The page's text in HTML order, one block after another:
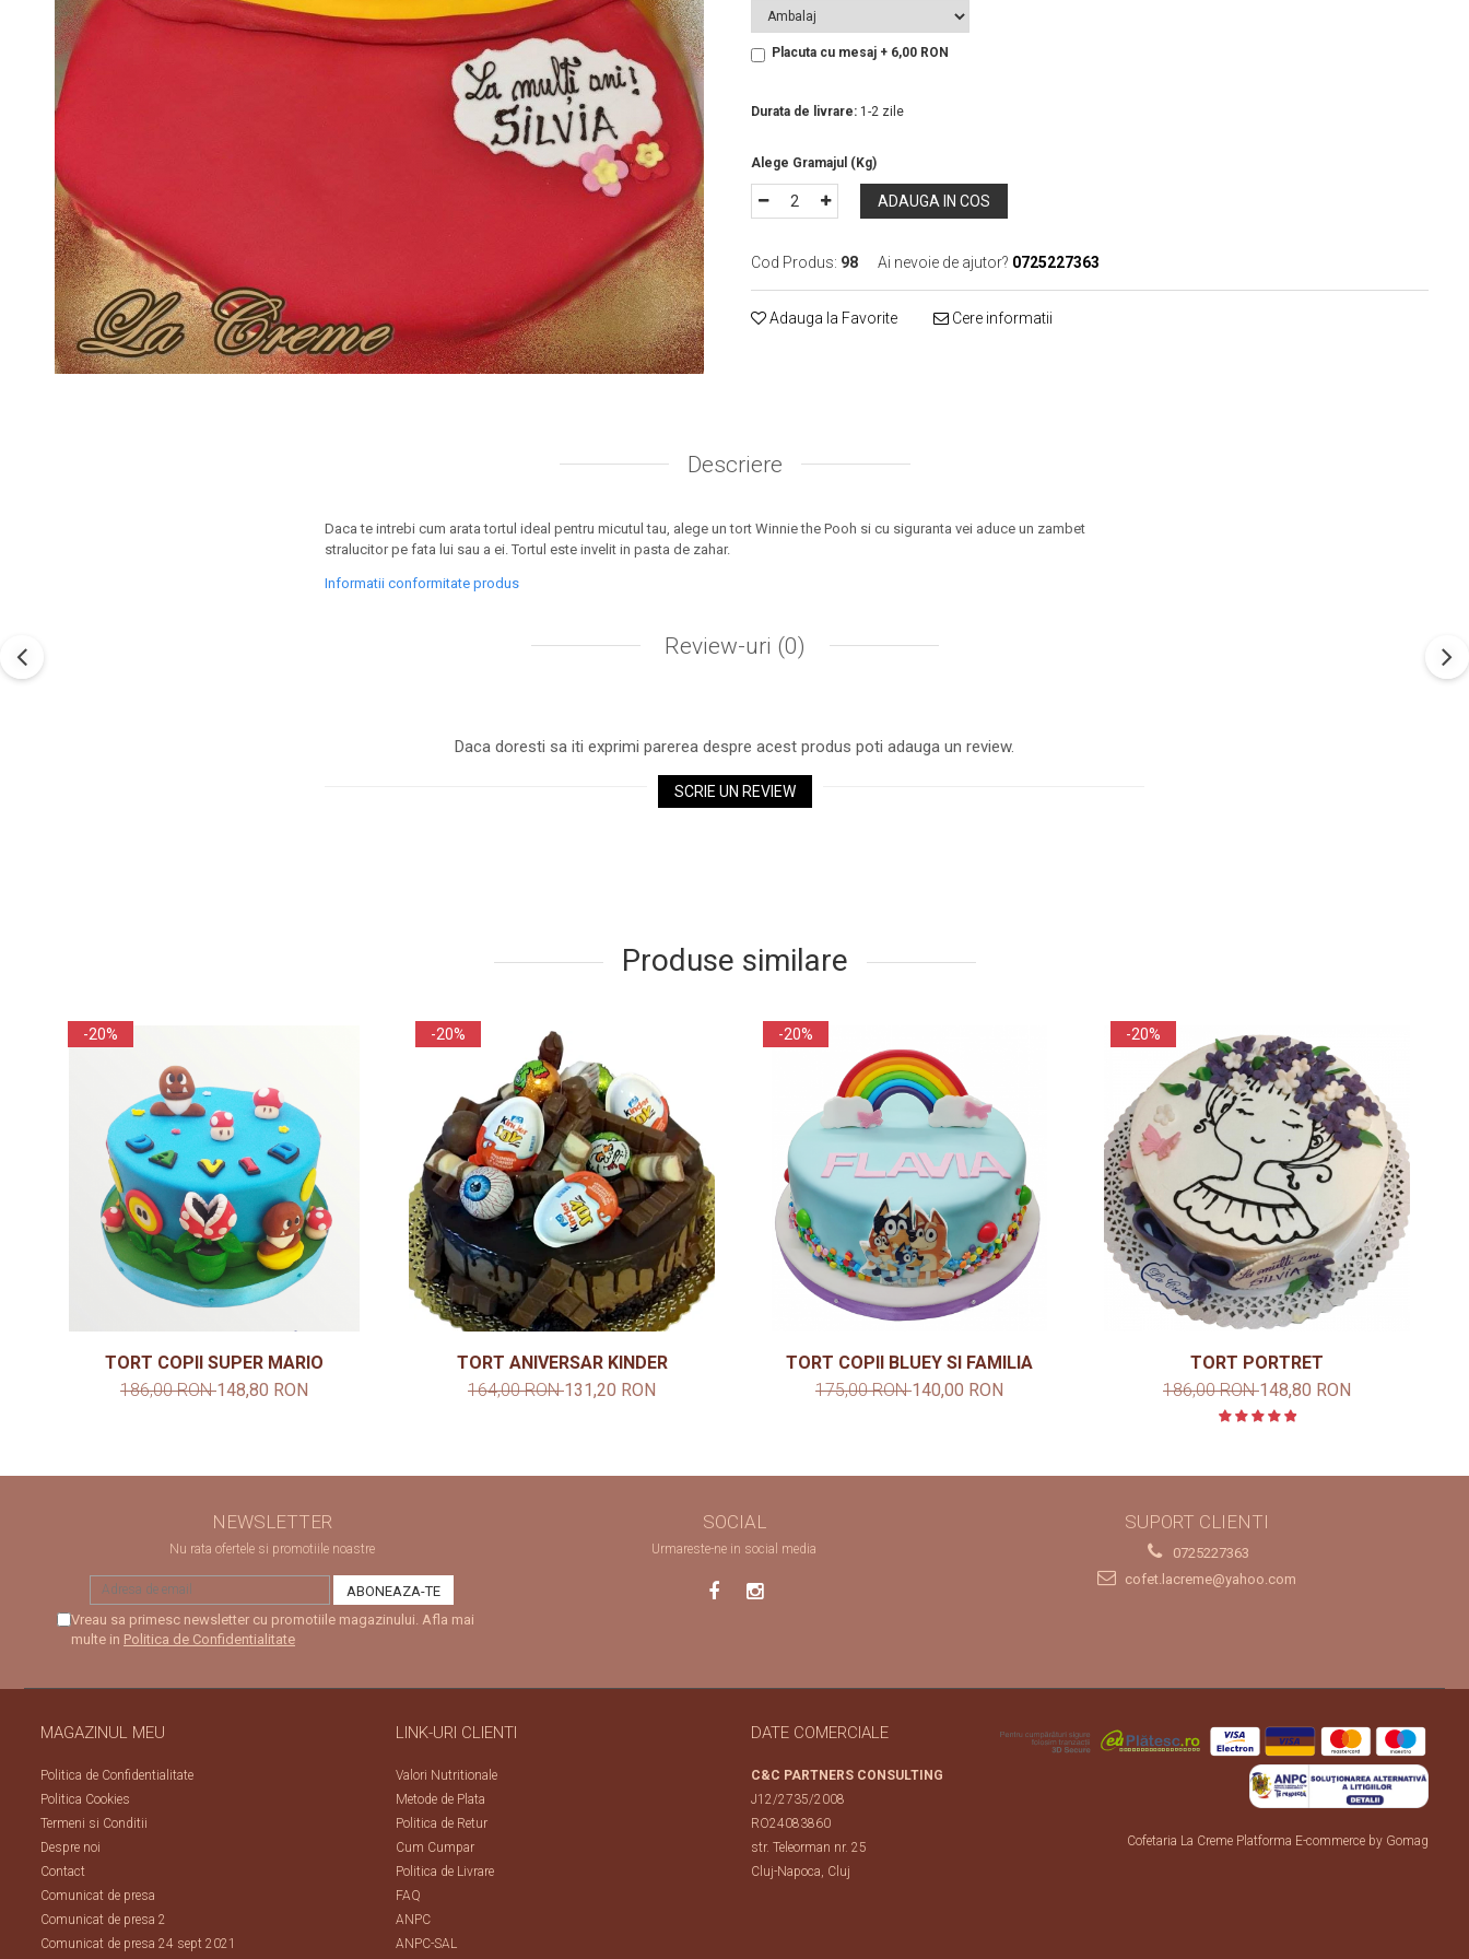
Placuta cu mesaj + 6,00 RON
Durata de livrare: 1-2 zile
ADAUGA IN COS
Cod Produs: 98 Ai nevoie de ajutor? 0725227363
Adauga la Favorite Cere informatii
Descriere
Daca te intrebi cum arata tortul ideal pentru micutul tau, alege un tort Winnie the Pooh si cu siguranta vei aduce un zambet
stralucitor pe fata lui sau a ei. Tortul este invelit in pasta de zahar.
Informatii conformitate produs
Review-uri (0)
Daca doresti sa iti exprimi parerea despre acest produs poti adauga un review.
SCRIE UN REVIEW
Produse similare
-20%
TORT COPII SUPER MARIO
186,00 RON148,80 RON
-20%
TORT ANIVERSAR KINDER
164,00 RON131,20 RON
-20%
TORT COPII BLUEY SI FAMILIA
175,00 RON140,00 RON
-20%
TORT PORTRET
186,00 RON148,80 RON
NEWSLETTER
Nu rata ofertele si promotiile noastre
Vreau sa primesc newsletter cu promotiile magazinului. Afla mai
multe in Politica de Confidentialitate
SOCIAL
Urmareste-ne in social media
SUPORT CLIENTI
0725227363
cofet.lacreme@yahoo.com
MAGAZINUL MEU
Politica de Confidentialitate
Politica Cookies
Termeni si Conditii
Despre noi
Contact
Comunicat de presa
Comunicat de presa 2
Comunicat de presa 24 sept 2021
LINK-URI CLIENTI
Valori Nutritionale
Metode de Plata
Politica de Retur
Cum Cumpar
Politica de Livrare
FAQ
ANPC
ANPC-SAL
DATE COMERCIALE
C&C PARTNERS CONSULTING
J12/2735/2008
RO24083860
str. Teleorman nr. 25
Cluj-Napoca, Cluj
Cofetaria La Creme Platforma E-commerce by Gomag